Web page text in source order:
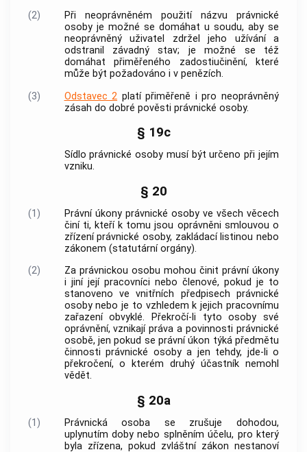
(2)
Při neoprávněném použití názvu právnické
osoby je možné se domáhat u soudu, aby se
neoprávněný uživatel zdržel jeho užívání a
odstranil závadný stav; je možné se též
domáhat přiměřeného zadostiučinění, které
může být požadováno i v penězích.
(3)
Odstavec 2 platí přiměřeně i pro neoprávněný
zásah do dobré pověsti právnické osoby.
§ 19c
Sídlo právnické osoby musí být určeno při jejím
vzniku.
§ 20
(1)
Právní úkony právnické osoby ve všech věcech
činí ti, kteří k tomu jsou oprávněni smlouvou o
zřízení právnické osoby, zakládací listinou nebo
zákonem (statutární orgány).
(2)
Za právnickou osobu mohou činit právní úkony
i jiní její pracovníci nebo členové, pokud je to
stanoveno ve vnitřních předpisech právnické
osoby nebo je to vzhledem k jejich pracovnímu
zařazení obvyklé. Překročí-li tyto osoby své
oprávnění, vznikají práva a povinnosti právnické
osobě, jen pokud se právní úkon týká předmětu
činnosti právnické osoby a jen tehdy, jde-li o
překročení, o kterém druhý účastník nemohl
vědět.
§ 20a
(1)
Právnická osoba se zrušuje dohodou,
uplynutím doby nebo splněním účelu, pro který
byla zřízena, pokud zvláštní zákon nestanoví